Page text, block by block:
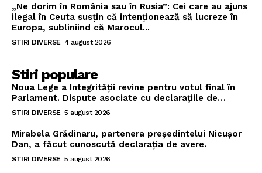
„Ne dorim în România sau în Rusia”: Cei care au ajuns
ilegal în Ceuta susțin că intenționează să lucreze în
Europa, subliniind că Marocul...
STIRI DIVERSE 4 august 2026
Stiri populare
Noua Lege a Integrității revine pentru votul final în
Parlament. Dispute asociate cu declarațiile de…
STIRI DIVERSE 5 august 2026
Mirabela Grădinaru, partenera președintelui Nicușor
Dan, a făcut cunoscută declarația de avere.
STIRI DIVERSE 5 august 2026